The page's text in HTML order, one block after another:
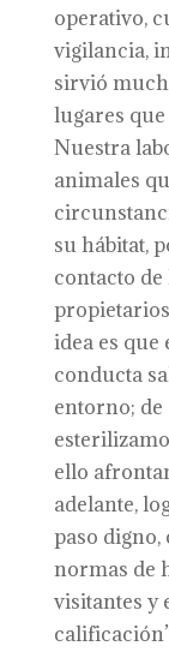
operativo,
vigilancia,
sirvió
lugares
Nuestra
animales
su hábitat,
contacto
idea es
conducta
entorno;
ello
adelante,
paso digno,
normas de
visitantes y